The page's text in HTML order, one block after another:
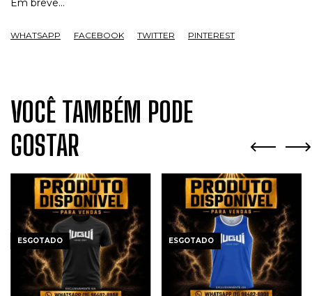
Em breve...
WHATSAPP FACEBOOK TWITTER PINTEREST
VOCÊ TAMBÉM PODE
GOSTAR
ESGOTADO ESGOTADO